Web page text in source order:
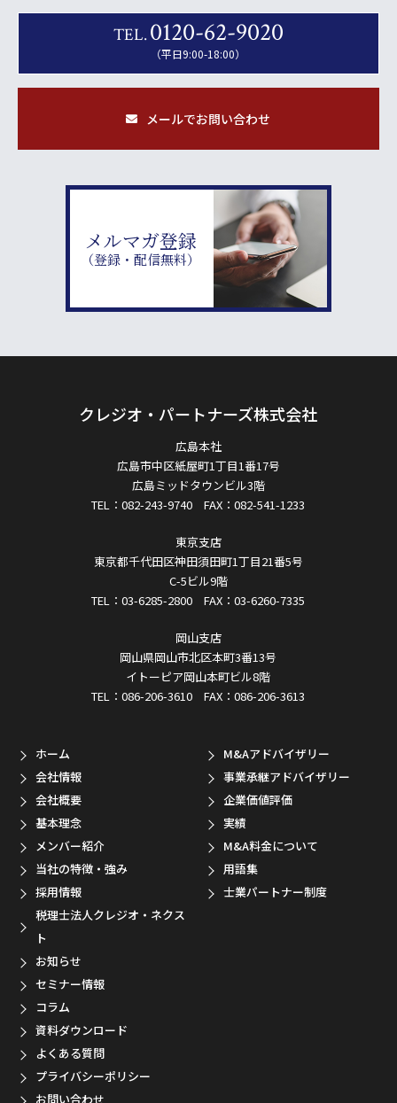
TEL.0120-62-9020
（平日9:00-18:00）
メールでお問い合わせ
メルマガ登録
（登録・配信無料）
クレジオ・パートナーズ株式会社
広島本社
広島市中区紙屋町1丁目1番17号
広島ミッドタウンビル3階
TEL：082-243-9740 FAX：082-541-1233
東京支店
東京都千代田区神田須田町1丁目21番5号
C-5ビル9階
TEL：03-6285-2800 FAX：03-6260-7335
岡山支店
岡山県岡山市北区本町3番13号
イトーピア岡山本町ビル8階
TEL：086-206-3610 FAX：086-206-3613
ホーム
会社情報
会社概要
基本理念
メンバー紹介
当社の特徴・強み
採用情報
税理士法人クレジオ・ネクス
ト
M&Aアドバイザリー
事業承継アドバイザリー
企業価値評価
実績
M&A料金について
用語集
士業パートナー制度
お知らせ
セミナー情報
コラム
資料ダウンロード
よくある質問
プライバシーポリシー
お問い合わせ